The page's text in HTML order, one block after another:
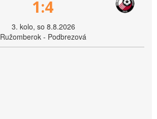
1:4
3. kolo, so 8.8.2026
Ružomberok - Podbrezová